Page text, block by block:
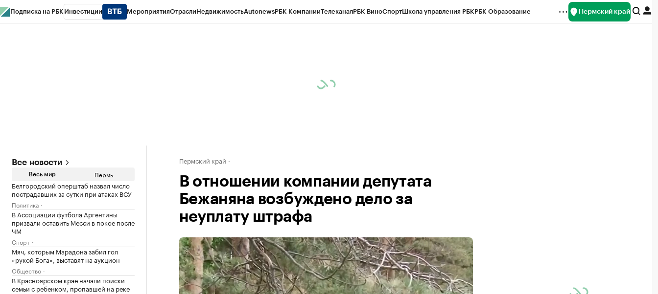
Подписка на РБК Инвестиции МероприятияОтраслиНедвижимостьAutonewsРБК КомпанииТелеканалРБК ВиноСпортШкола управления РБКРБК Образование Пермский край
Все новости
Весь мир Пермь
Белгородский оперштаб назвал число
пострадавших за сутки при атаках ВСУ
Политика
В Ассоциации футбола Аргентины
призвали оставить Месси в покое после
ЧМ
Спорт
Мяч, которым Марадона забил гол
«рукой Бога», выставят на аукцион
Общество
В Красноярском крае начали поиски
семьи с ребенком, пропавшей на реке
Пермский край
В отношении компании депутата
Бежаняна возбуждено дело за
неуплату штрафа